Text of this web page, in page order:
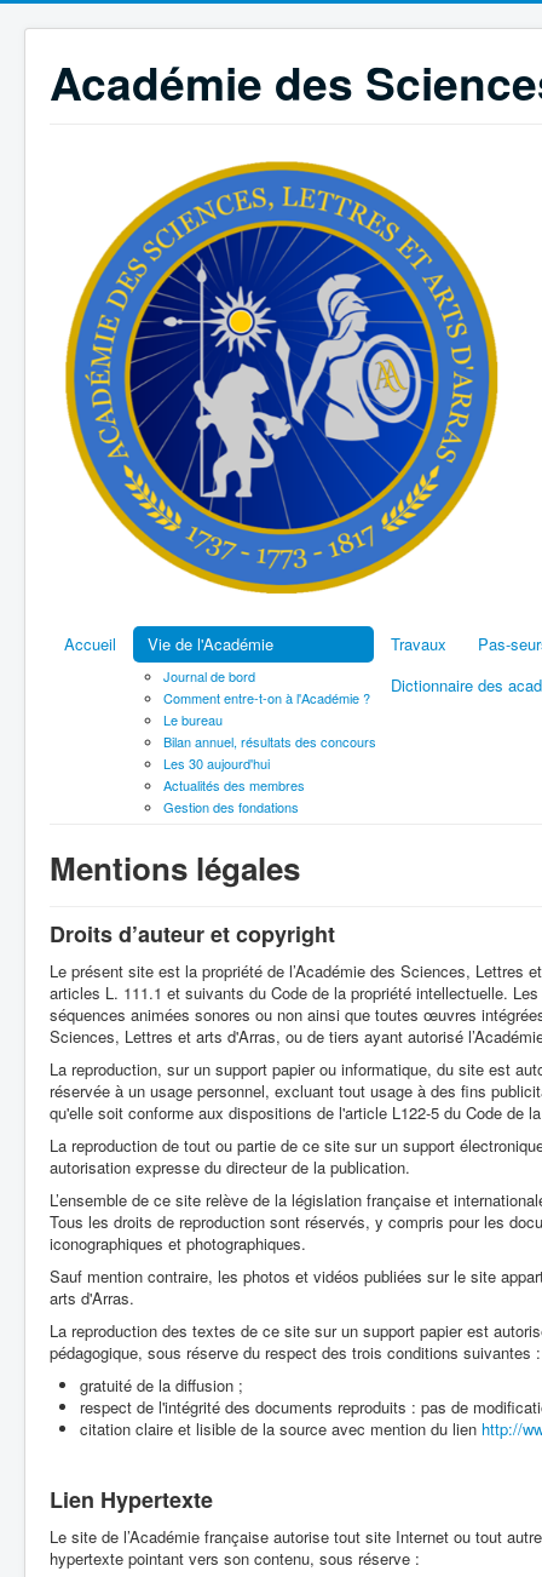
Académie des
Accueil Vie de l'Académie
Journal de bord
Comment entre-t-on à l'Académie ?
Le bureau
Bilan annuel, résultats des concours
Les 30 aujourd'hui
Actualités des membres
Gestion des fondations
Travaux
Pas-
Dictionnaire des
Mentions légales
Droits d’auteur et copyright
Le présent site est la propriété de l’Académie des Sciences, Lettres
articles L. 111.1 et suivants du Code de la propriété intellectuelle.
séquences animées sonores ou non ainsi que toutes œuvres
Sciences, Lettres et arts d'Arras, ou de tiers ayant autorisé
La reproduction, sur un support papier ou informatique, du site est
réservée à un usage personnel, excluant tout usage à des fins
qu'elle soit conforme aux dispositions de l'article L122-5 du Code de
La reproduction de tout ou partie de ce site sur un support
autorisation expresse du directeur de la publication.
L’ensemble de ce site relève de la législation française et
Tous les droits de reproduction sont réservés, y compris pour les
iconographiques et photographiques.
Sauf mention contraire, les photos et vidéos publiées sur le site
arts d'Arras.
La reproduction des textes de ce site sur un support papier est
pédagogique, sous réserve du respect des trois conditions suivantes :
gratuité de la diffusion ;
respect de l'intégrité des documents reproduits : pas de
citation claire et lisible de la source avec mention du lien http://
Lien Hypertexte
Le site de l’Académie française autorise tout site Internet ou tout
hypertexte pointant vers son contenu, sous réserve :